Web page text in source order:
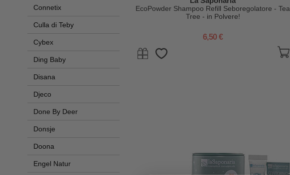
Connetix
Culla di Teby
Cybex
Ding Baby
Disana
Djeco
Done By Deer
Donsje
Doona
Engel Natur
EcoPowder Shampoo Refill Seboregolatore - Tea
Tree - in Polvere!
6,50 €